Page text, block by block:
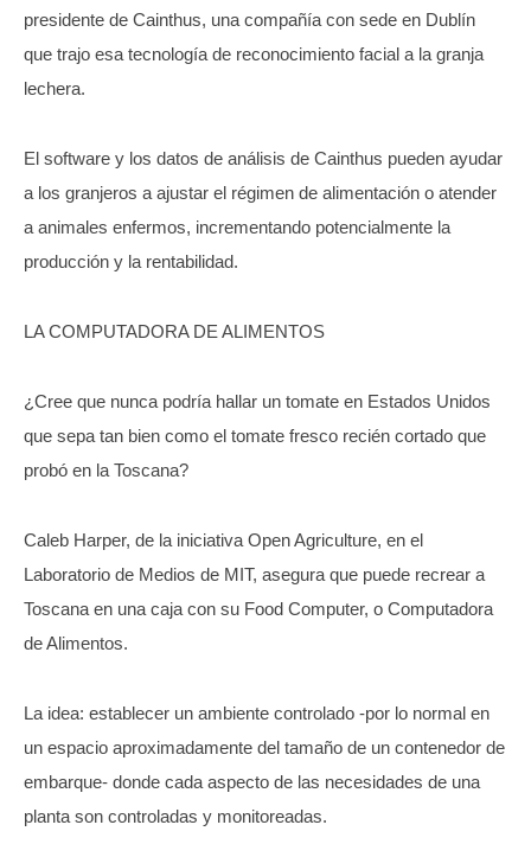
presidente de Cainthus, una compañía con sede en Dublín
que trajo esa tecnología de reconocimiento facial a la granja
lechera.
El software y los datos de análisis de Cainthus pueden ayudar
a los granjeros a ajustar el régimen de alimentación o atender
a animales enfermos, incrementando potencialmente la
producción y la rentabilidad.
LA COMPUTADORA DE ALIMENTOS
¿Cree que nunca podría hallar un tomate en Estados Unidos
que sepa tan bien como el tomate fresco recién cortado que
probó en la Toscana?
Caleb Harper, de la iniciativa Open Agriculture, en el
Laboratorio de Medios de MIT, asegura que puede recrear a
Toscana en una caja con su Food Computer, o Computadora
de Alimentos.
La idea: establecer un ambiente controlado -por lo normal en
un espacio aproximadamente del tamaño de un contenedor de
embarque- donde cada aspecto de las necesidades de una
planta son controladas y monitoreadas.